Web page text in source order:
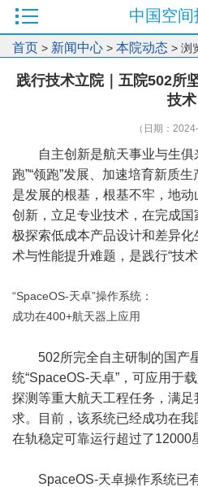
中国空
首页 > 新闻中心 > 本院动态 > 浏
践行技术立院｜五院502所
技术
（日期：
自主创新是航天事业与生
跑”“领跑”发展、加速培育新质
是发展的根基，根基不牢，地
创新，立足专业技术，在完成
极探索低成本产品设计和差异
术与性能提升难题，是践行“技
“SpaceOS-天卓”操作系统：
成功在400+航天器上应用
502所完全自主研制的国产
统“SpaceOS-天卓”，可应用于
探测等重大航天工程任务，满
求。目前，该系统已经成功在我
在轨稳定可靠运行超过了12000
SpaceOS-天卓操作系统已